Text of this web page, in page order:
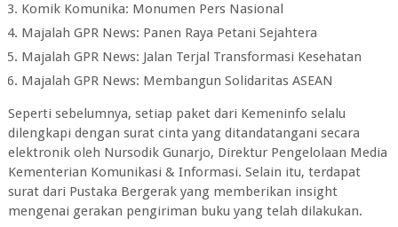
Komik Komunika: Monumen Pers Nasional
Majalah GPR News: Panen Raya Petani Sejahtera
Majalah GPR News: Jalan Terjal Transformasi Kesehatan
Majalah GPR News: Membangun Solidaritas ASEAN
Seperti sebelumnya, setiap paket dari Kemeninfo selalu
dilengkapi dengan surat cinta yang ditandatangani secara
elektronik oleh Nursodik Gunarjo, Direktur Pengelolaan Media
Kementerian Komunikasi & Informasi. Selain itu, terdapat
surat dari Pustaka Bergerak yang memberikan insight
mengenai gerakan pengiriman buku yang telah dilakukan.